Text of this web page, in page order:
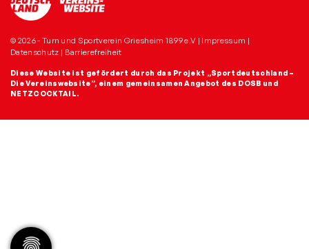
© 2026 - Turn und Sportverein Griesheim 1899 e.V | Impressum |
Datenschutz | Barrierefreiheit
Diese Website ist gefördert durch das Projekt „Sportdeutschland –
Die Vereinswebsite”, einem gemeinsamen Angebot des DOSB und
NETZCOCKTAIL.